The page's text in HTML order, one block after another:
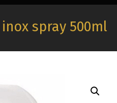
Secondairespray 500ml